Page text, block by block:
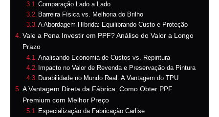
Comparação Lado a Lado
Barreira Física vs. Melhoria do Brilho
A Abordagem Híbrida: Equilibrando Custo e Proteção
Vale a Pena Investir em PPF? Análise do Valor a Longo
Prazo
Analisando Economia de Custos vs. Repintura
Impacto no Valor de Revenda e Preservação da Pintura
Durabilidade no Mundo Real: A Vantagem do TPU
A Vantagem Direta da Fábrica: Como Obter PPF
Premium com Melhor Preço
Especialização da Fabricação Carlise